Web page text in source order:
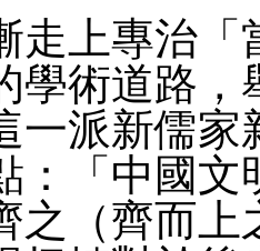
走上專治「
學術道路，
一派新儒家
：「中國文
之（齊而上